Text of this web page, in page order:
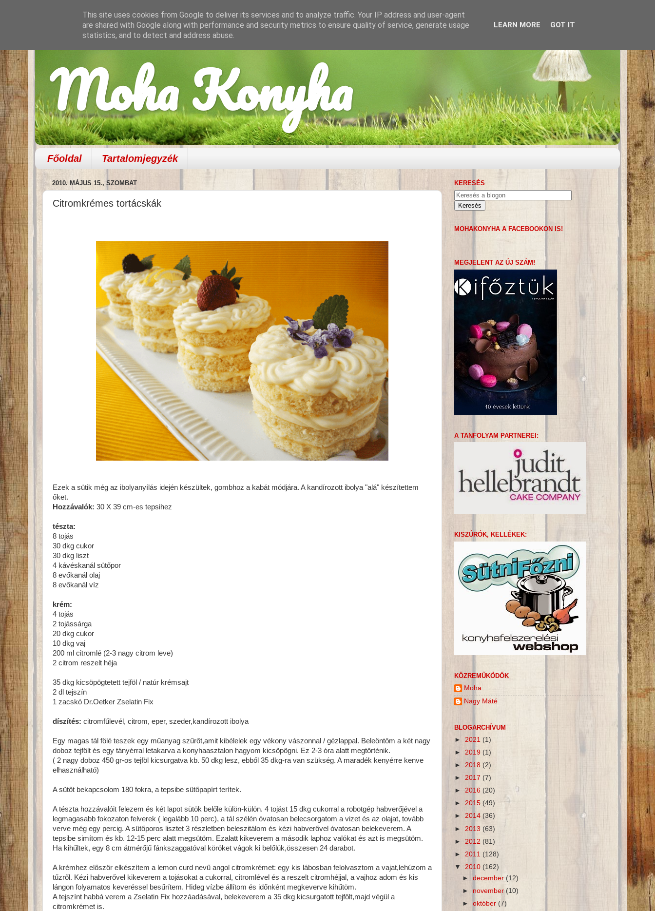
Moha Konyha
Főoldal Tartalomjegyzék
2010. MÁJUS 15., SZOMBAT
Citromkrémes tortácskák
Ezek a sütik még az ibolyanyílás idején készültek, gombhoz a kabát módjára. A kandírozott ibolya "alá" készítettem
őket.
Hozzávalók: 30 X 39 cm-es tepsihez
tészta:
8 tojás
30 dkg cukor
30 dkg liszt
4 kávéskanál sütőpor
8 evőkanál olaj
8 evőkanál víz
krém:
4 tojás
2 tojássárga
20 dkg cukor
10 dkg vaj
200 ml citromlé (2-3 nagy citrom leve)
2 citrom reszelt héja
35 dkg kicsöpögtetett tejföl / natúr krémsajt
2 dl tejszín
1 zacskó Dr.Oetker Zselatin Fix
díszítés: citromfűlevél, citrom, eper, szeder,kandírozott ibolya
Egy magas tál fölé teszek egy műanyag szűrőt,amit kibélelek egy vékony vászonnal / gézlappal. Beleöntöm a két nagy
doboz tejfölt és egy tányérral letakarva a konyhaasztalon hagyom kicsöpögni. Ez 2-3 óra alatt megtörténik.
( 2 nagy doboz 450 gr-os tejföl kicsurgatva kb. 50 dkg lesz, ebből 35 dkg-ra van szükség. A maradék kenyérre kenve
elhasználható)
A sütőt bekapcsolom 180 fokra, a tepsibe sütőpapírt terítek.
A tészta hozzávalóit felezem és két lapot sütök belőle külön-külön. 4 tojást 15 dkg cukorral a robotgép habverőjével a
legmagasabb fokozaton felverek ( legalább 10 perc), a tál szélén óvatosan belecsorgatom a vizet és az olajat, tovább
verve még egy percig. A sütőporos lisztet 3 részletben beleszitálom és kézi habverővel óvatosan belekeverem. A
tepsibe simítom és kb. 12-15 perc alatt megsütöm. Ezalatt kikeverem a második laphoz valókat és azt is megsütöm.
Ha kihűltek, egy 8 cm átmérőjű fánkszaggatóval köröket vágok ki belőlük,összesen 24 darabot.
A krémhez először elkészítem a lemon curd nevű angol citromkrémet: egy kis lábosban felolvasztom a vajat,lehúzom a
tűzről. Kézi habverővel kikeverem a tojásokat a cukorral, citromlével és a reszelt citromhéjjal, a vajhoz adom és kis
lángon folyamatos keveréssel besűrítem. Hideg vízbe állítom és időnként megkeverve kihűtöm.
A tejszínt habbá verem a Zselatin Fix hozzáadásával, belekeverem a 35 dkg kicsurgatott tejfölt,majd végül a
citromkrémet is.
KERESÉS
MOHAKONYHA A FACEBOOKON IS!
MEGJELENT AZ ÚJ SZÁM!
A TANFOLYAM PARTNEREI:
KISZÚRÓK, KELLÉKEK:
KÖZREMŰKÖDŐK
Moha
Nagy Máté
BLOGARCHÍVUM
► 2021 (1)
► 2019 (1)
► 2018 (2)
► 2017 (7)
► 2016 (20)
► 2015 (49)
► 2014 (36)
► 2013 (63)
► 2012 (81)
► 2011 (128)
▼ 2010 (162)
►december(12)
► november (10)
►október (7)
This site uses cookies from Google to deliver its services and to analyze traffic. Your IP address and user-agent
are shared with Google along with performance and security metrics to ensure quality of service, generate usage
statistics, and to detect and address abuse.
LEARN MORE GOT IT